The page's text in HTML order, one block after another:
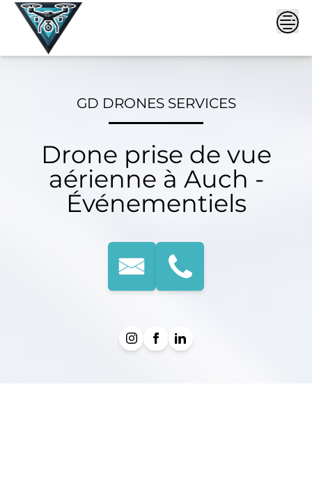
Skip
GD DRONES SERVICES
Drone prise de vue
aérienne à Auch -
Événementiels